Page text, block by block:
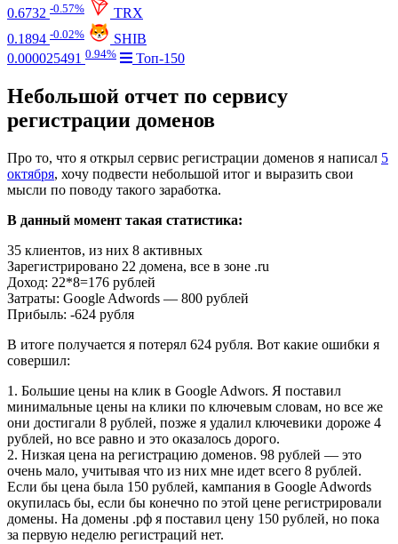
0.6732 -0.57%
TRX
0.1894 -0.02%
SHIB
0.000025491 0.94% Топ-150
Небольшой отчет по сервису
регистрации доменов
Про то, что я открыл сервис регистрации доменов я написал 5
октября, хочу подвести небольшой итог и выразить свои
мысли по поводу такого заработка.
В данный момент такая статистика:
35 клиентов, из них 8 активных
Зарегистрировано 22 домена, все в зоне .ru
Доход: 22*8=176 рублей
Затраты: Google Adwords — 800 рублей
Прибыль: -624 рубля
В итоге получается я потерял 624 рубля. Вот какие ошибки я
совершил:
1. Большие цены на клик в Google Adwors. Я поставил
минимальные цены на клики по ключевым словам, но все же
они достигали 8 рублей, позже я удалил ключевики дороже 4
рублей, но все равно и это оказалось дорого.
2. Низкая цена на регистрацию доменов. 98 рублей — это
очень мало, учитывая что из них мне идет всего 8 рублей.
Если бы цена была 150 рублей, кампания в Google Adwords
окупилась бы, если бы конечно по этой цене регистрировали
домены. На домены .рф я поставил цену 150 рублей, но пока
за первую неделю регистраций нет.